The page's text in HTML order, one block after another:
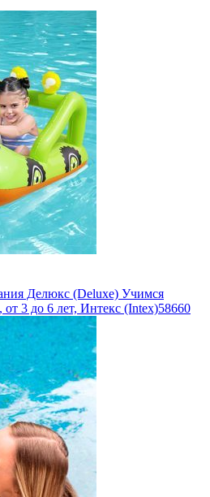
Делюкс (Deluxe) Учимся
3 до 6 лет, Интекс (Intex)58660